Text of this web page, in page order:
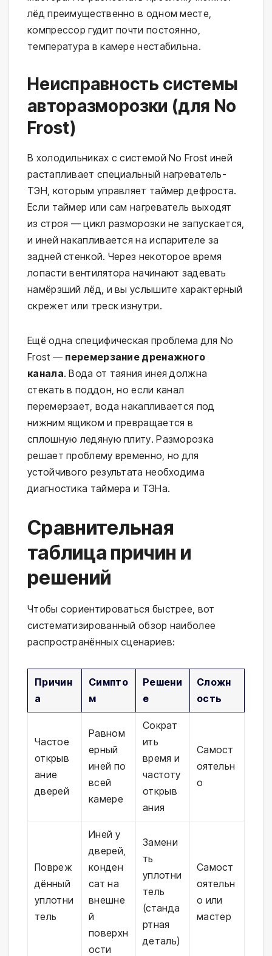
лёд преимущественно в одном месте,
компрессор гудит почти постоянно,
температура в камере нестабильна.
Неисправность системы
авторазморозки (для No
Frost)
В холодильниках с системой No Frost иней
растапливает специальный нагреватель-
ТЭН, которым управляет таймер дефроста.
Если таймер или сам нагреватель выходят
из строя — цикл разморозки не запускается,
и иней накапливается на испарителе за
задней стенкой. Через некоторое время
лопасти вентилятора начинают задевать
намёрзший лёд, и вы услышите характерный
скрежет или треск изнутри.
Ещё одна специфическая проблема для No
Frost — перемерзание дренажного
канала. Вода от таяния инея должна
стекать в поддон, но если канал
перемерзает, вода накапливается под
нижним ящиком и превращается в
сплошную ледяную плиту. Разморозка
решает проблему временно, но для
устойчивого результата необходима
диагностика таймера и ТЭНа.
Сравнительная
таблица причин и
решений
Чтобы сориентироваться быстрее, вот
систематизированный обзор наиболее
распространённых сценариев:
Причин
а
Симпто
м
Решени
е
Сложн
ость
Частое
открыв
ание
дверей
Равном
ерный
иней по
всей
камере
Сократ
ить
время и
частоту
открыв
ания
Самост
оятельн
о
Повреж
дённый
уплотни
тель
Иней у
дверей,
конден
сат на
внешне
й
поверхн
ости
Замени
ть
уплотни
тель
(станда
ртная
деталь)
Самост
оятельн
о или
мастер